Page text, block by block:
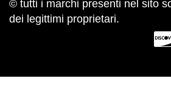
© tutti i marchi presenti nel sito
dei legittimi proprietari.